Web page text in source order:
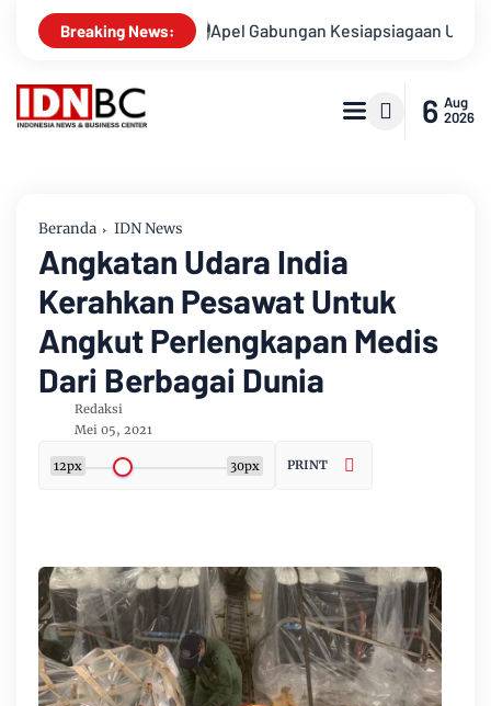
Breaking News:
Apel Gabungan Kesiapsiagaan Untuk
6 Aug
2026
Beranda IDN News
Angkatan Udara India
Kerahkan Pesawat Untuk
Angkut Perlengkapan Medis
Dari Berbagai Dunia
Redaksi
Mei 05, 2021
12px 30px PRINT